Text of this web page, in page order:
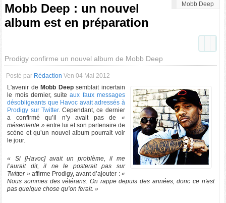
Mobb Deep
Mobb Deep : un nouvel
album est en préparation
Prodigy confirme un nouvel album de Mobb Deep
Posté par Rédaction Ven 04 Mai 2012
L'avenir de Mobb Deepsemblait incertain
le mois dernier, suiteaux faux messages
désobligeants que Havoc avait adressés à
Prodigy sur Twitter. Cependant, ce dernier
a confirmé qu’il n’y avait pas de «
mésentente »entre lui et son partenaire de
scène et qu’un nouvel album pourrait voir
le jour.
« Si [Havoc] avait un problème, il me
l’aurait dit, il ne le posterait pas sur
Twitter »affirme Prodigy, avant d’ajouter : «
Nous sommes des vétérans. On rappe depuis des années, donc ce n'est
pas quelque chose qu’on ferait. »